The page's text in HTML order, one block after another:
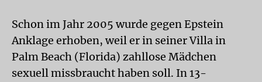
Schon im Jahr 2005 wurde gegen Epstein
Anklage erhoben, weil er in seiner Villa in
Palm Beach (Florida) zahllose Mädchen
sexuell missbraucht haben soll. In 13-